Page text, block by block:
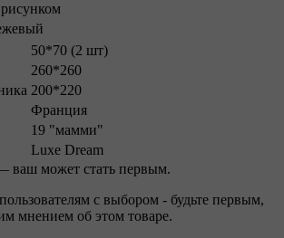
50*70 (2 шт)
260*260
200*220
Франция
19 "мамми"
Luxe Dream
ваш может стать первым.
с выбором - будьте первым,
мнением об этом товаре.